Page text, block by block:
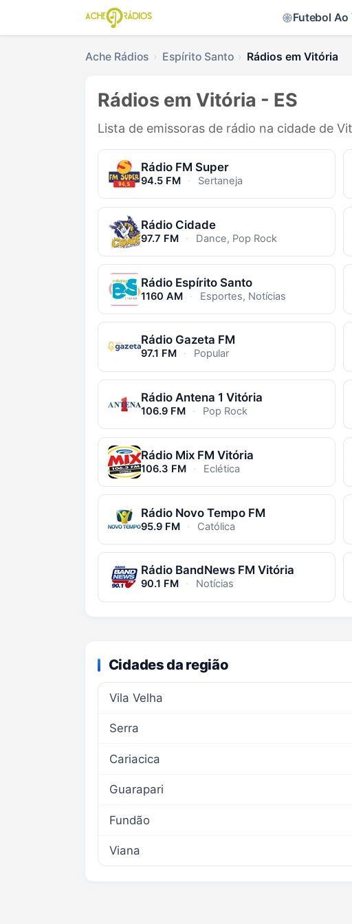
Futebol Ao
Ache Rádios Espírito Santo Rádios em Vitória
Rádios em Vitória - ES
Lista de emissoras de rádio na cidade de
Rádio FM Super
94.5 FM · Sertaneja
Rádio Cidade
97.7 FM · Dance, Pop Rock
Rádio Espírito Santo
1160 AM · Esportes, Notícias
Rádio Gazeta FM
97.1 FM · Popular
Rádio Antena 1 Vitória
106.9 FM · Pop Rock
Rádio Mix FM Vitória
106.3 FM · Eclética
Rádio Novo Tempo FM
95.9 FM · Católica
Rádio BandNews FM Vitória
90.1 FM · Notícias
Cidades da região
Vila Velha
Serra
Cariacica
Guarapari
Fundão
Viana